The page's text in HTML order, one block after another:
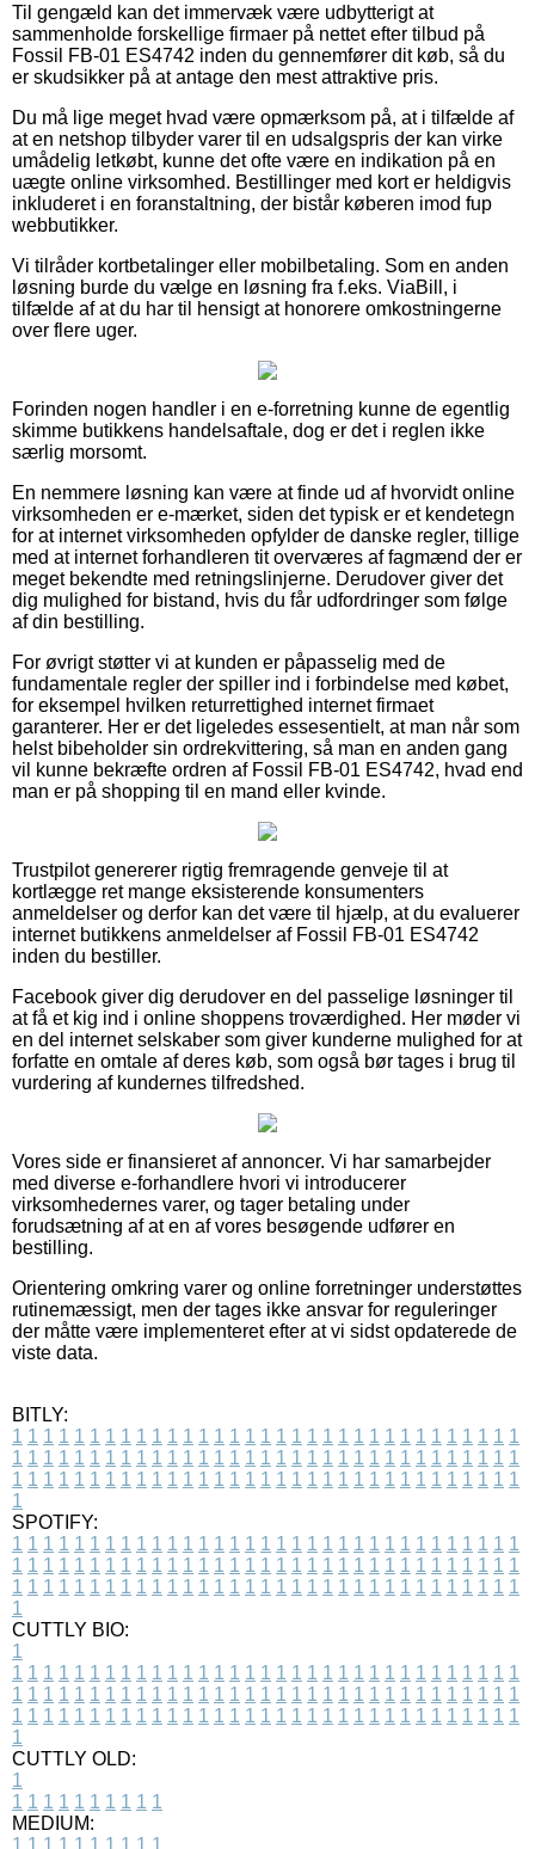
Til gengæld kan det immervæk være udbytterigt at
sammenholde forskellige firmaer på nettet efter tilbud på
Fossil FB-01 ES4742 inden du gennemfører dit køb, så du
er skudsikker på at antage den mest attraktive pris.
Du må lige meget hvad være opmærksom på, at i tilfælde af
at en netshop tilbyder varer til en udsalgspris der kan virke
umådelig letkøbt, kunne det ofte være en indikation på en
uægte online virksomhed. Bestillinger med kort er heldigvis
inkluderet i en foranstaltning, der bistår køberen imod fup
webbutikker.
Vi tilråder kortbetalinger eller mobilbetaling. Som en anden
løsning burde du vælge en løsning fra f.eks. ViaBill, i
tilfælde af at du har til hensigt at honorere omkostningerne
over flere uger.
Forinden nogen handler i en e-forretning kunne de egentlig
skimme butikkens handelsaftale, dog er det i reglen ikke
særlig morsomt.
En nemmere løsning kan være at finde ud af hvorvidt online
virksomheden er e-mærket, siden det typisk er et kendetegn
for at internet virksomheden opfylder de danske regler, tillige
med at internet forhandleren tit overværes af fagmænd der er
meget bekendte med retningslinjerne. Derudover giver det
dig mulighed for bistand, hvis du får udfordringer som følge
af din bestilling.
For øvrigt støtter vi at kunden er påpasselig med de
fundamentale regler der spiller ind i forbindelse med købet,
for eksempel hvilken returrettighed internet firmaet
garanterer. Her er det ligeledes essesentielt, at man når som
helst bibeholder sin ordrekvittering, så man en anden gang
vil kunne bekræfte ordren af Fossil FB-01 ES4742, hvad end
man er på shopping til en mand eller kvinde.
Trustpilot genererer rigtig fremragende genveje til at
kortlægge ret mange eksisterende konsumenters
anmeldelser og derfor kan det være til hjælp, at du evaluerer
internet butikkens anmeldelser af Fossil FB-01 ES4742
inden du bestiller.
Facebook giver dig derudover en del passelige løsninger til
at få et kig ind i online shoppens troværdighed. Her møder vi
en del internet selskaber som giver kunderne mulighed for at
forfatte en omtale af deres køb, som også bør tages i brug til
vurdering af kundernes tilfredshed.
Vores side er finansieret af annoncer. Vi har samarbejder
med diverse e-forhandlere hvori vi introducerer
virksomhedernes varer, og tager betaling under
forudsætning af at en af vores besøgende udfører en
bestilling.
Orientering omkring varer og online forretninger understøttes
rutinemæssigt, men der tages ikke ansvar for reguleringer
der måtte være implementeret efter at vi sidst opdaterede de
viste data.
BITLY:
1 1 1 1 1 1 1 1 1 1 1 1 1 1 1 1 1 1 1 1 1 1 1 1 1 1 1 1 1 1 1 1 1
1 1 1 1 1 1 1 1 1 1 1 1 1 1 1 1 1 1 1 1 1 1 1 1 1 1 1 1 1 1 1 1 1
1 1 1 1 1 1 1 1 1 1 1 1 1 1 1 1 1 1 1 1 1 1 1 1 1 1 1 1 1 1 1 1 1
1
SPOTIFY:
1 1 1 1 1 1 1 1 1 1 1 1 1 1 1 1 1 1 1 1 1 1 1 1 1 1 1 1 1 1 1 1 1
1 1 1 1 1 1 1 1 1 1 1 1 1 1 1 1 1 1 1 1 1 1 1 1 1 1 1 1 1 1 1 1 1
1 1 1 1 1 1 1 1 1 1 1 1 1 1 1 1 1 1 1 1 1 1 1 1 1 1 1 1 1 1 1 1 1
1
CUTTLY BIO:
1
1 1 1 1 1 1 1 1 1 1 1 1 1 1 1 1 1 1 1 1 1 1 1 1 1 1 1 1 1 1 1 1 1
1 1 1 1 1 1 1 1 1 1 1 1 1 1 1 1 1 1 1 1 1 1 1 1 1 1 1 1 1 1 1 1 1
1 1 1 1 1 1 1 1 1 1 1 1 1 1 1 1 1 1 1 1 1 1 1 1 1 1 1 1 1 1 1 1 1
1
CUTTLY OLD:
1
1 1 1 1 1 1 1 1 1 1
MEDIUM:
1 1 1 1 1 1 1 1 1 1